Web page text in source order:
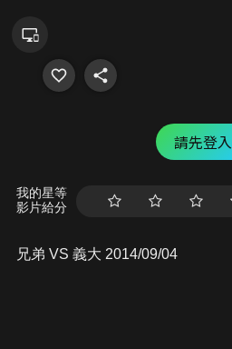
請先登入
我的星等
影片給分
兄弟 VS 義大 2014/09/04